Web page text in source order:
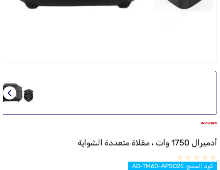
أدميرال 1750 وات ، مقلاة متعددة الشواية
كود المنتج:
AD-TM60-APSO2E